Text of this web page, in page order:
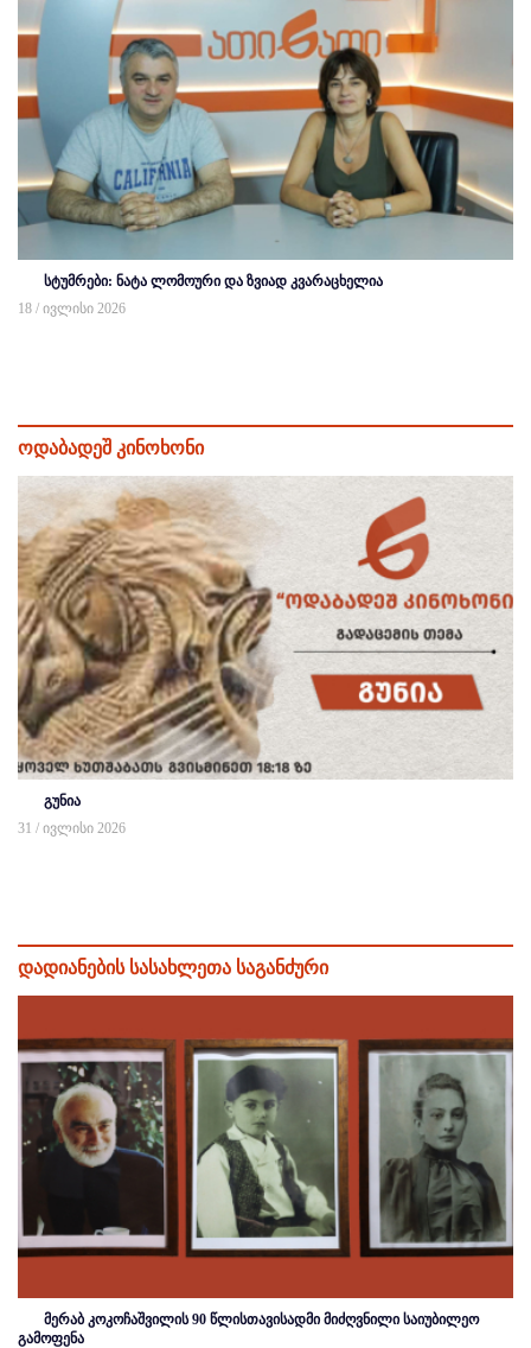
სტუმრები: ნატა ლომოური და ზვიად კვარაცხელია
18 / ივლისი 2026
ოდაბადეშ კინოხონი
გუნია
31 / ივლისი 2026
დადიანების სასახლეთა საგანძური
მერაბ კოკოჩაშვილის 90 წლისთავისადმი მიძღვნილი საიუბილეო
გამოფენა